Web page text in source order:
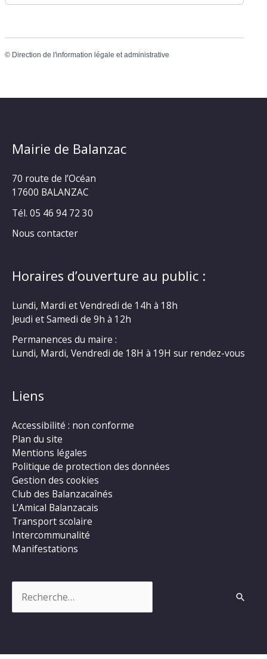
© Direction de l'information légale et administrative
Mairie de Balanzac
70 route de l’Océan
17600 BALANZAC
Tél. 05 46 94 72 30
Nous contacter
Horaires d’ouverture au public :
Lundi, Mardi et Vendredi de 14h à 18h
Jeudi et Samedi de 9h à 12h
Permanences du maire :
Lundi, Mardi, Vendredi de 18H à 19H sur rendez-vous
Liens
Accessibilité : non conforme
Plan du site
Mentions légales
Politique de protection des données
Gestion des cookies
Club des Balanzacaînés
L’Amical Balanzacais
Transport scolaire
Intercommunalité
Manifestations